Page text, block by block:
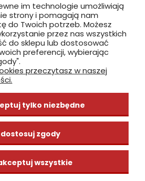
zobacz, jak dojechać
INFORMACJE
ZAKUPY
CENTRUM WIEDZY
im technologie umożliwiają
strony i pomagają nam
do Twoich potrzeb. Możesz
przez nas wszystkich
do sklepu lub dostosować
preferencji, wybierając
przeczytasz w naszej
tylko niezbędne
dostosuj zgody
wszystkie